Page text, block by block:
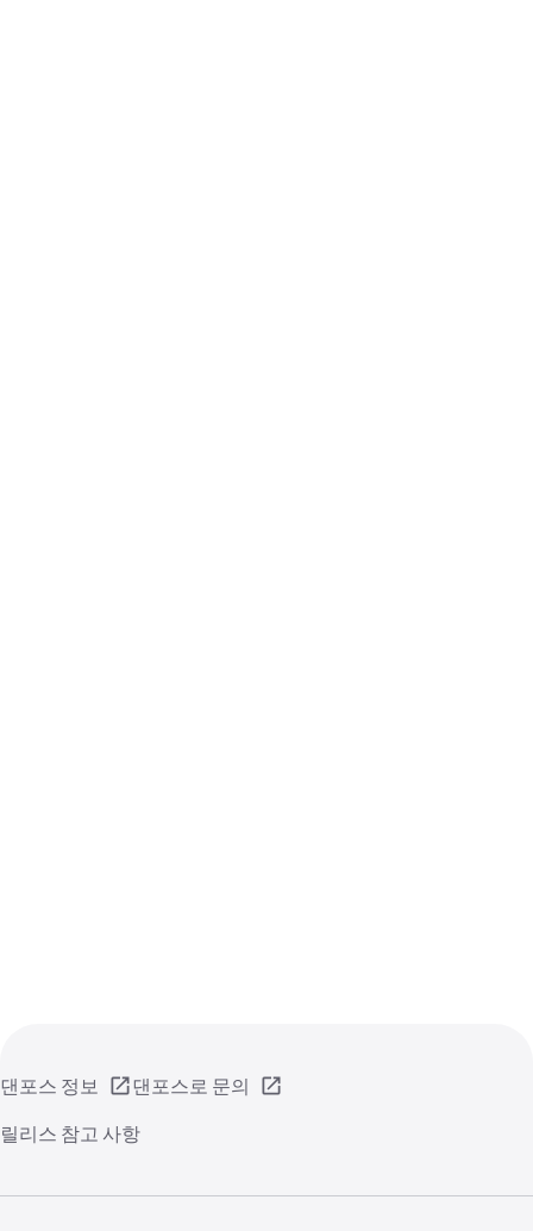
댄포스 정보
댄포스로 문의
릴리스 참고 사항